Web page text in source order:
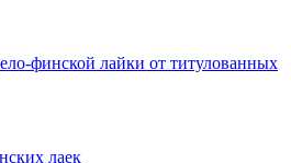
финской лайки от титулованных
лаек